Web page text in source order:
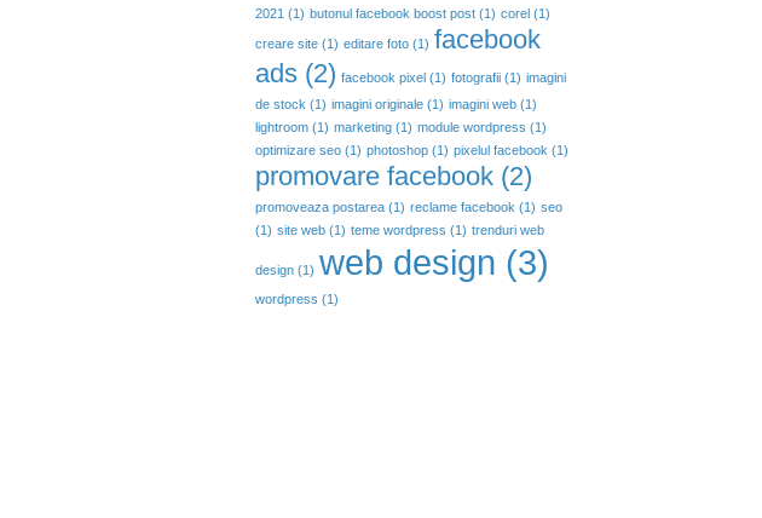
2021 (1) butonul facebook boost post (1) corel (1)
creare site (1) editare foto (1) facebook
ads (2) facebook pixel (1) fotografii (1) imagini
de stock (1) imagini originale (1) imagini web (1)
lightroom (1) marketing (1) module wordpress (1)
optimizare seo (1) photoshop (1) pixelul facebook (1)
promovare facebook (2)
promoveaza postarea (1) reclame facebook (1) seo
(1) site web (1) teme wordpress (1) trenduri web
design (1) web design (3)
wordpress (1)